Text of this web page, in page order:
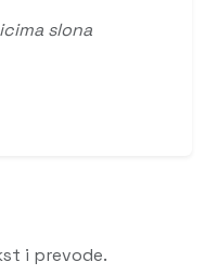
slona
i prevode.